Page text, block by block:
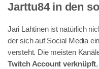
Jarttu84 in den
Jari Lahtinen ist natürlich
der sich auf Social Media
versteht. Die meisten
Twitch Account verknüpft